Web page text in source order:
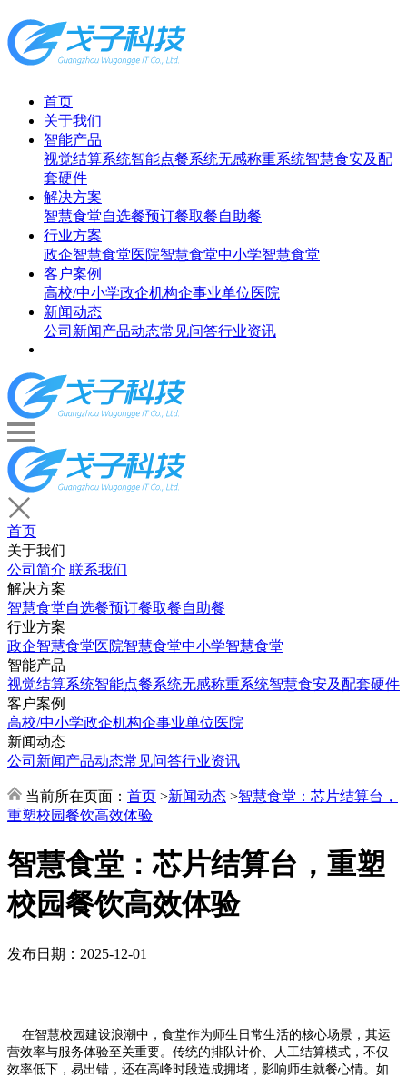
首页
关于我们
智能产品
视觉结算系统智能点餐系统无感称重系统智慧食安及配
套硬件
解决方案
智慧食堂自选餐预订餐取餐自助餐
行业方案
政企智慧食堂医院智慧食堂中小学智慧食堂
客户案例
高校/中小学政企机构企事业单位医院
新闻动态
公司新闻产品动态常见问答行业资讯
首页
关于我们
公司简介 联系我们
解决方案
智慧食堂自选餐预订餐取餐自助餐
行业方案
政企智慧食堂医院智慧食堂中小学智慧食堂
智能产品
视觉结算系统智能点餐系统无感称重系统智慧食安及配套硬件
客户案例
高校/中小学政企机构企事业单位医院
新闻动态
公司新闻产品动态常见问答行业资讯
当前所在页面： 首页 >新闻动态 >智慧食堂：芯片结算台，
重塑校园餐饮高效体验
智慧食堂：芯片结算台，重塑
校园餐饮高效体验
发布日期：2025-12-01
在智慧校园建设浪潮中，食堂作为师生日常生活的核心场景，其运
营效率与服务体验至关重要。传统的排队计价、人工结算模式，不仅
效率低下，易出错，还在高峰时段造成拥堵，影响师生就餐心情。如